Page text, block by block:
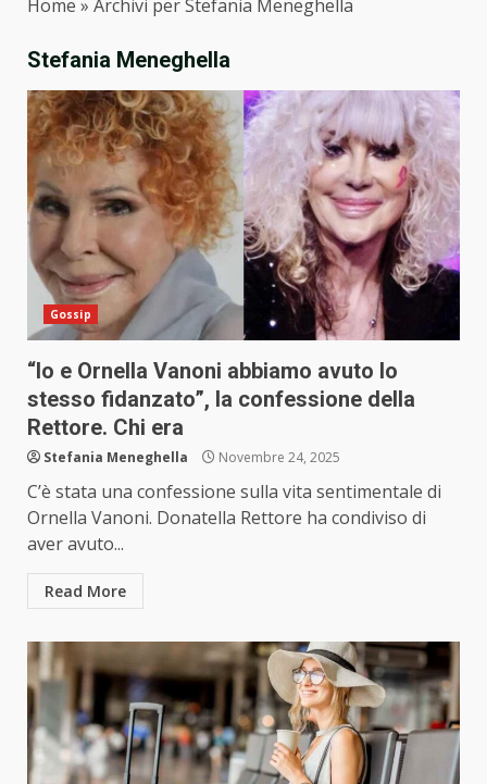
Home » Archivi per Stefania Meneghella
Stefania Meneghella
Gossip
“Io e Ornella Vanoni abbiamo avuto lo
stesso fidanzato”, la confessione della
Rettore. Chi era
Stefania Meneghella Novembre 24, 2025
C’è stata una confessione sulla vita sentimentale di
Ornella Vanoni. Donatella Rettore ha condiviso di
aver avuto...
Read More